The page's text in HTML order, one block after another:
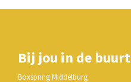
Bij jou in de buurt
Boxspring Middelburg